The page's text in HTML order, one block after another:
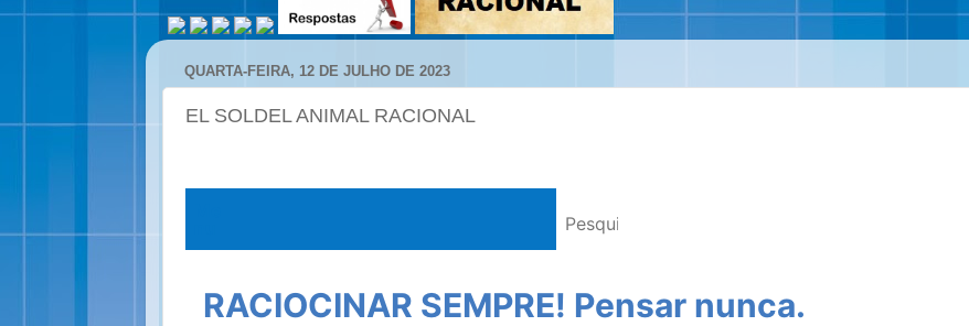
QUARTA-FEIRA, 12 DE JULHO DE 2023
EL SOLDEL ANIMAL RACIONAL
RACIOCINAR SEMPRE! Pensar nunca.